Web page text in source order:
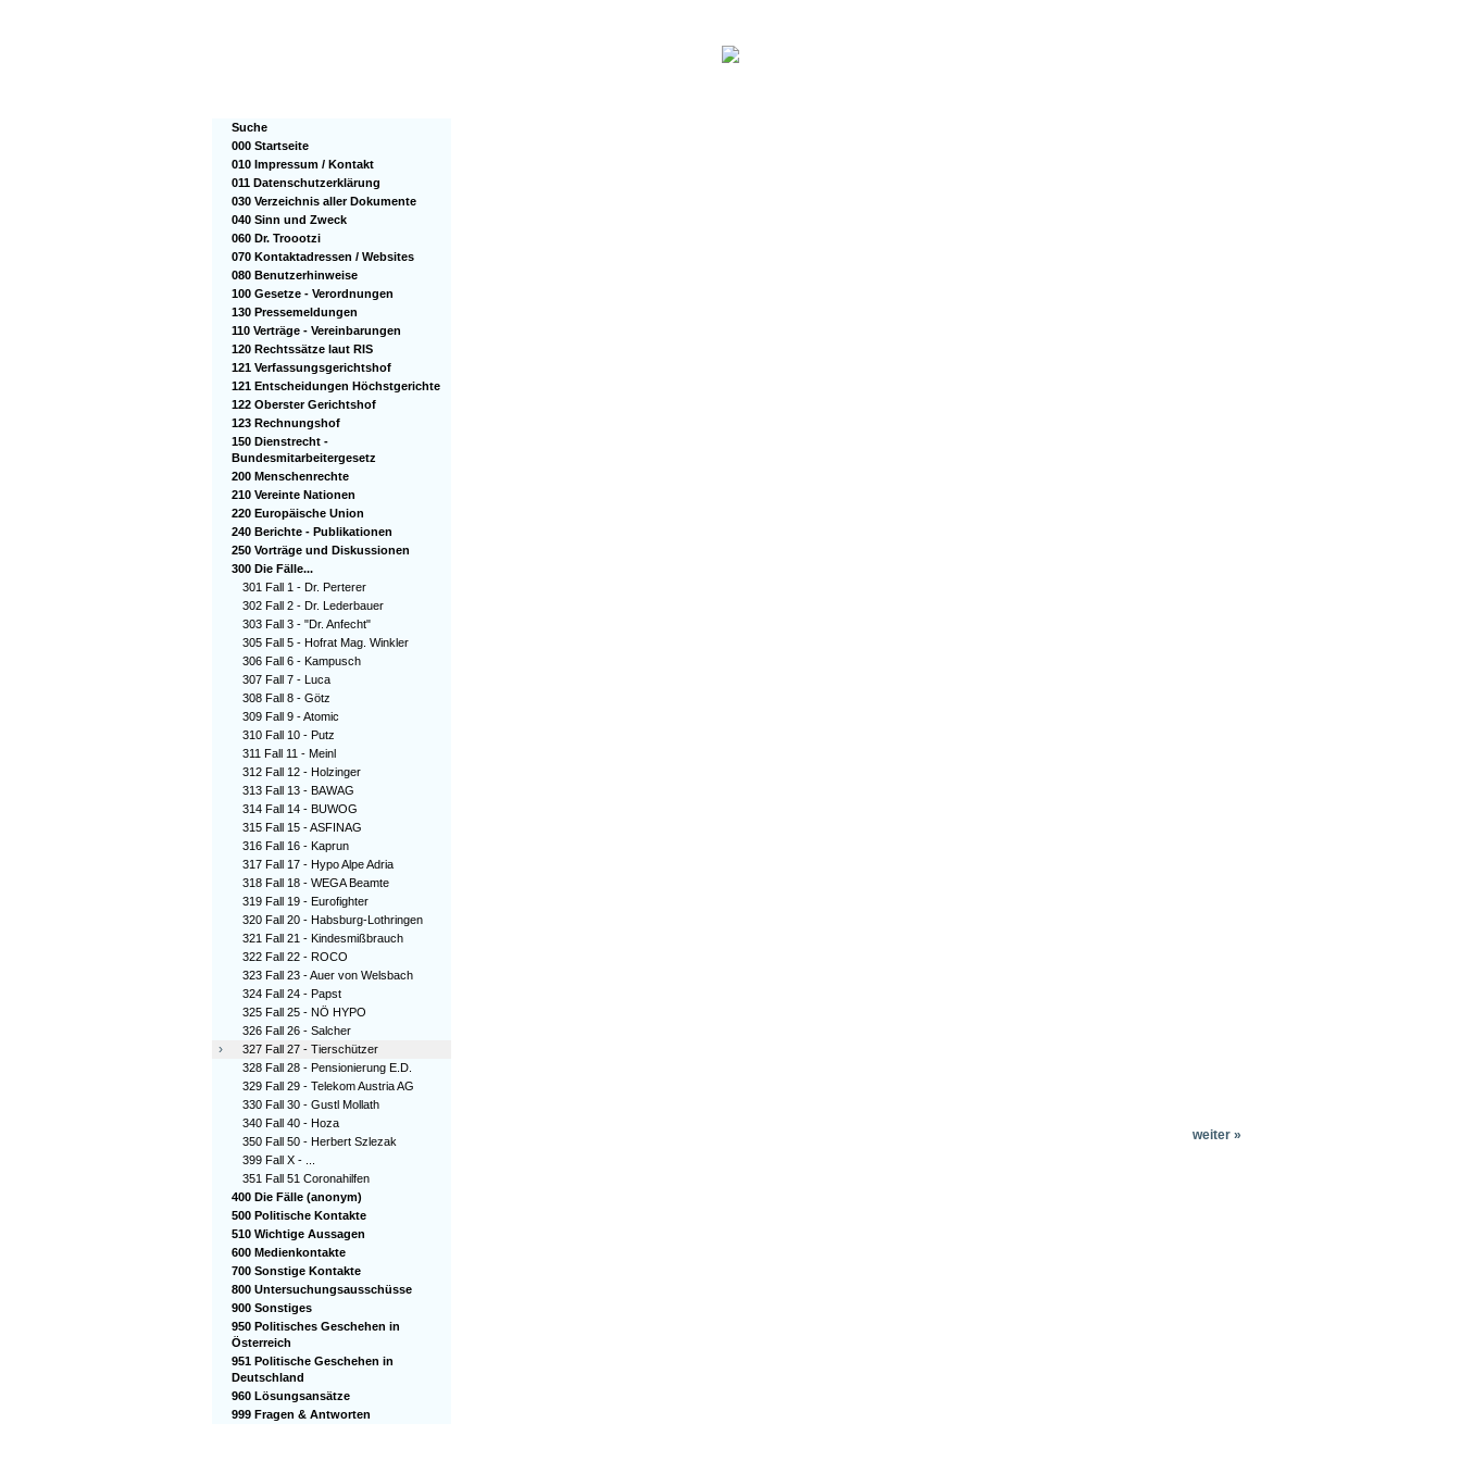
Suche
000 Startseite
010 Impressum / Kontakt
011 Datenschutzerklärung
030 Verzeichnis aller Dokumente
040 Sinn und Zweck
060 Dr. Troootzi
070 Kontaktadressen / Websites
080 Benutzerhinweise
100 Gesetze - Verordnungen
130 Pressemeldungen
110 Verträge - Vereinbarungen
120 Rechtssätze laut RIS
121 Verfassungsgerichtshof
121 Entscheidungen Höchstgerichte
122 Oberster Gerichtshof
123 Rechnungshof
150 Dienstrecht -
Bundesmitarbeitergesetz
200 Menschenrechte
210 Vereinte Nationen
220 Europäische Union
240 Berichte - Publikationen
250 Vorträge und Diskussionen
300 Die Fälle...
301 Fall 1 - Dr. Perterer
302 Fall 2 - Dr. Lederbauer
303 Fall 3 - "Dr. Anfecht"
305 Fall 5 - Hofrat Mag. Winkler
306 Fall 6 - Kampusch
307 Fall 7 - Luca
308 Fall 8 - Götz
309 Fall 9 - Atomic
310 Fall 10 - Putz
311 Fall 11 - Meinl
312 Fall 12 - Holzinger
313 Fall 13 - BAWAG
314 Fall 14 - BUWOG
315 Fall 15 - ASFINAG
316 Fall 16 - Kaprun
317 Fall 17 - Hypo Alpe Adria
318 Fall 18 - WEGA Beamte
319 Fall 19 - Eurofighter
320 Fall 20 - Habsburg-Lothringen
321 Fall 21 - Kindesmißbrauch
322 Fall 22 - ROCO
323 Fall 23 - Auer von Welsbach
324 Fall 24 - Papst
325 Fall 25 - NÖ HYPO
326 Fall 26 - Salcher
›
327 Fall 27 - Tierschützer
328 Fall 28 - Pensionierung E.D.
329 Fall 29 - Telekom Austria AG
330 Fall 30 - Gustl Mollath
340 Fall 40 - Hoza
350 Fall 50 - Herbert Szlezak
399 Fall X - ...
351 Fall 51 Coronahilfen
400 Die Fälle (anonym)
500 Politische Kontakte
510 Wichtige Aussagen
600 Medienkontakte
700 Sonstige Kontakte
800 Untersuchungsausschüsse
900 Sonstiges
950 Politisches Geschehen in
Österreich
951 Politische Geschehen in
Deutschland
960 Lösungsansätze
999 Fragen & Antworten
weiter »